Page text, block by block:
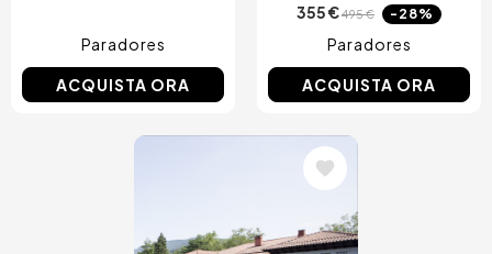
Paradores
ACQUISTA ORA
355 €495 € -28%
Paradores
ACQUISTA ORA